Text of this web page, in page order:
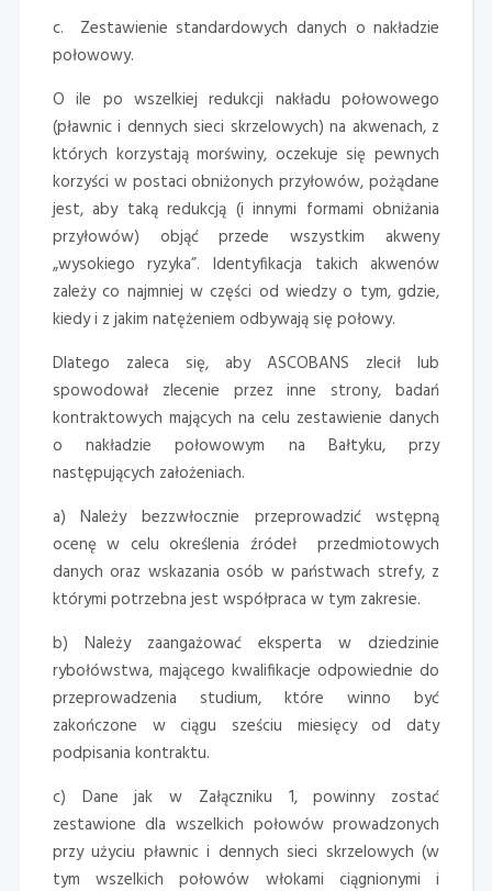
c. Zestawienie standardowych danych o nakładzie
połowowy.
O ile po wszelkiej redukcji nakładu połowowego
(pławnic i dennych sieci skrzelowych) na akwenach, z
których korzystają morświny, oczekuje się pewnych
korzyści w postaci obniżonych przyłowów, pożądane
jest, aby taką redukcją (i innymi formami obniżania
przyłowów) objąć przede wszystkim akweny
„wysokiego ryzyka”. Identyfikacja takich akwenów
zależy co najmniej w części od wiedzy o tym, gdzie,
kiedy i z jakim natężeniem odbywają się połowy.
Dlatego zaleca się, aby ASCOBANS zlecił lub
spowodował zlecenie przez inne strony, badań
kontraktowych mających na celu zestawienie danych
o nakładzie połowowym na Bałtyku, przy
następujących założeniach.
a) Należy bezzwłocznie przeprowadzić wstępną
ocenę w celu określenia źródeł przedmiotowych
danych oraz wskazania osób w państwach strefy, z
którymi potrzebna jest współpraca w tym zakresie.
b) Należy zaangażować eksperta w dziedzinie
rybołówstwa, mającego kwalifikacje odpowiednie do
przeprowadzenia studium, które winno być
zakończone w ciągu sześciu miesięcy od daty
podpisania kontraktu.
c) Dane jak w Załączniku 1, powinny zostać
zestawione dla wszelkich połowów prowadzonych
przy użyciu pławnic i dennych sieci skrzelowych (w
tym wszelkich połowów włokami ciągnionymi i